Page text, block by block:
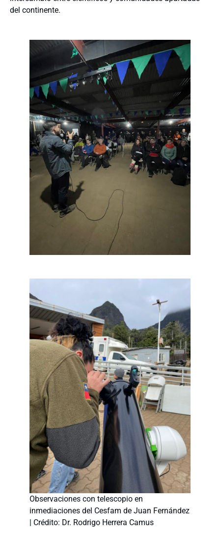
del continente.
Observaciones con telescopio en
inmediaciones del Cesfam de Juan Fernández
| Crédito: Dr. Rodrigo Herrera Camus